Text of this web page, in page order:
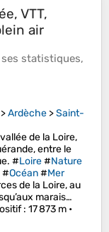
VTT,
air
statistiques,
>Ardèche >Saint-
de la Loire,
entre le
#Loire#Nature
#Océan#Mer
de la Loire, au
marais…
: 17 873 m •